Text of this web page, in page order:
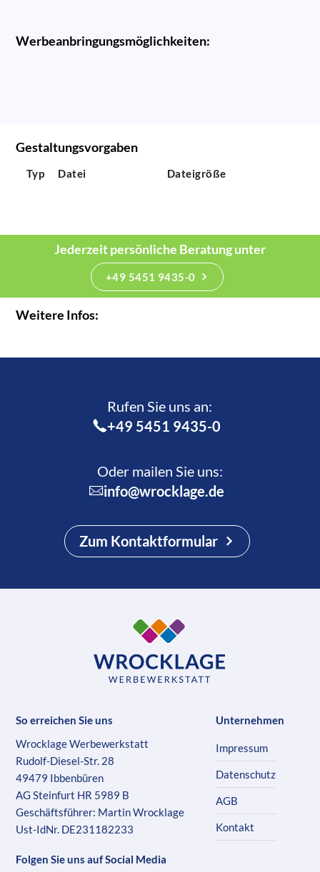
Werbeanbringungsmöglichkeiten:
Gestaltungsvorgaben
Typ Datei Dateigröße
Jederzeit persönliche Beratung unter
+49 5451 9435-0
Weitere Infos:
Rufen Sie uns an:­
+49 5451 9435-0
Oder mailen Sie uns:
info@wrocklage.de
Zum Kontaktformular
So erreichen Sie uns
Wrocklage Werbewerkstatt
Rudolf-Diesel-Str. 28
49479 Ibbenbüren
AG Steinfurt HR 5989 B
Geschäftsführer: Martin Wrocklage
Ust-IdNr. DE231182233
Folgen Sie uns auf Social Media
Unternehmen
Impressum
Datenschutz
AGB
Kontakt